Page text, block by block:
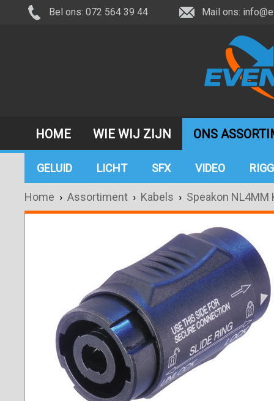
Bel ons: 072 564 39 44 Mail ons:
HOME WIE WIJ ZIJN ONS
GELUID LICHT SFX VIDEO
Home › Assortiment › Kabels › Speakon NL4MM